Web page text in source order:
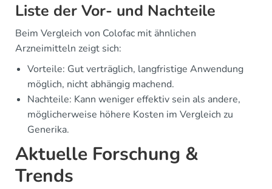
Liste der Vor- und Nachteile
Beim Vergleich von Colofac mit ähnlichen
Arzneimitteln zeigt sich:
Vorteile: Gut verträglich, langfristige Anwendung
möglich, nicht abhängig machend.
Nachteile: Kann weniger effektiv sein als andere,
möglicherweise höhere Kosten im Vergleich zu
Generika.
Aktuelle Forschung &
Trends